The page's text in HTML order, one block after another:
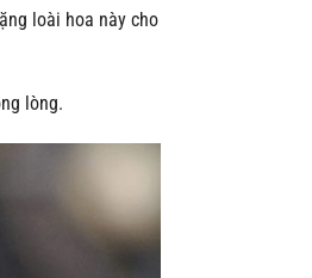
loài hoa này cho
lòng.